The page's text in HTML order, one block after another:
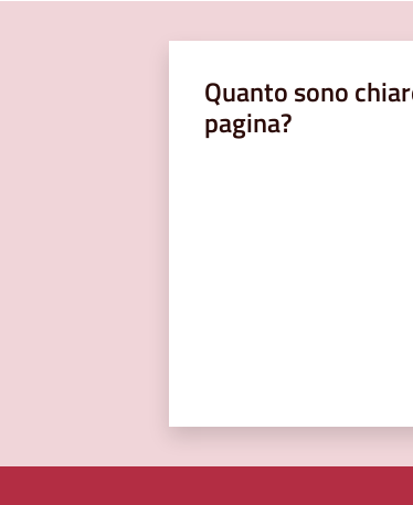
Quanto sono
pagina?